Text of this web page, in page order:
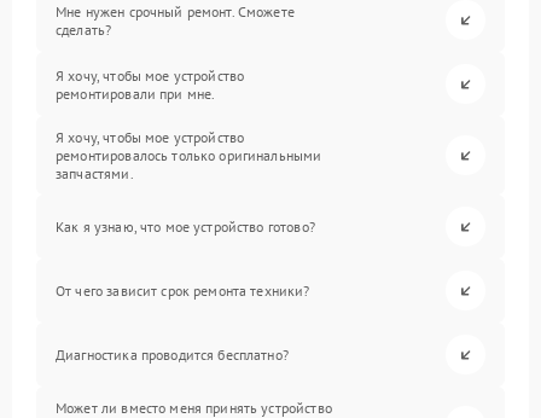
Мне нужен срочный ремонт. Сможете
сделать?
Я хочу, чтобы мое устройство
ремонтировали при мне.
Я хочу, чтобы мое устройство
ремонтировалось только оригинальными
запчастями.
Как я узнаю, что мое устройство готово?
От чего зависит срок ремонта техники?
Диагностика проводится бесплатно?
Может ли вместо меня принять устройство